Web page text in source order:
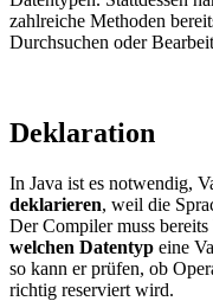
zahlreiche Methoden
Durchsuchen oder
Deklaration
In Java ist es notwendig,
deklarieren, weil die
Der Compiler muss
welchen Datentyp eine
so kann er prüfen, ob
richtig reserviert wird.